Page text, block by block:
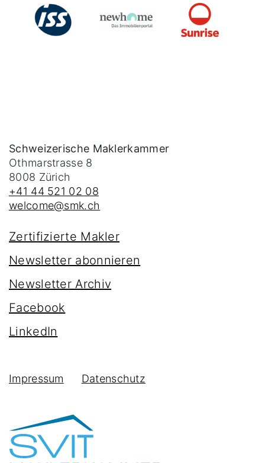
Schweizerische Maklerkammer
Othmarstrasse 8
8008 Zürich
+41 44 521 02 08
welcome@smk.ch
Zertifizierte Makler
Newsletter abonnieren
Newsletter Archiv
Facebook
LinkedIn
Impressum Datenschutz